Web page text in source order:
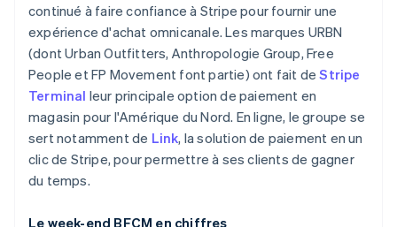
continué à faire confiance à Stripe pour fournir une
expérience d'achat omnicanale. Les marques URBN
(dont Urban Outfitters, Anthropologie Group, Free
People et FP Movement font partie) ont fait deStripe
Terminal leur principale option de paiement en
magasin pour l'Amérique du Nord. En ligne, le groupe se
sert notamment de Link, la solution de paiement en un
clic de Stripe, pour permettre à ses clients de gagner
du temps.
Le week-end BFCM en chiffres
Bulgarie
English
Canada
EnglishFrançais
Chine continentale
简体中文English
Chypre
English
Croatie
EnglishItaliano
Danemark
Émirats arabes unis